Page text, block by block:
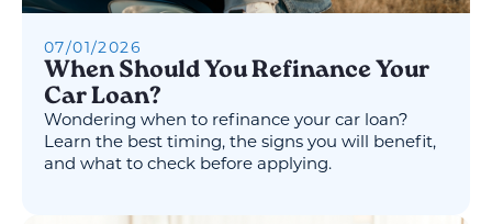
07/01/2026
When Should You Refinance Your
Car Loan?
Wondering when to refinance your car loan?
Learn the best timing, the signs you will benefit,
and what to check before applying.